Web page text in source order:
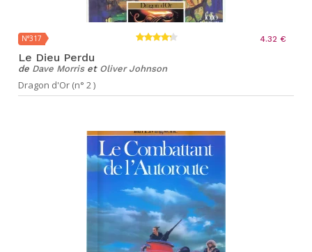
N°317 4.32 €
Le Dieu Perdu
de Dave Morriset Oliver Johnson
Dragon d'Or (n° 2 )